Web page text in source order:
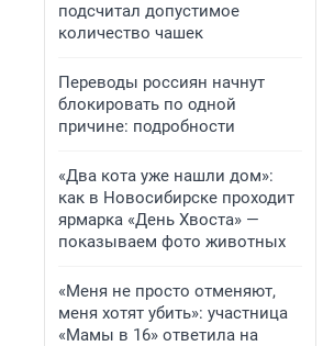
подсчитал допустимое
количество чашек
Переводы россиян начнут
блокировать по одной
причине: подробности
«Два кота уже нашли дом»:
как в Новосибирске проходит
ярмарка «День Хвоста» —
показываем фото животных
«Меня не просто отменяют,
меня хотят убить»: участница
«Мамы в 16» ответила на